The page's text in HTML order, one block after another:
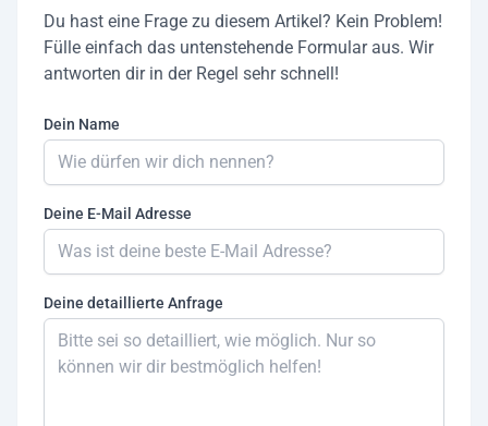
Du hast eine Frage zu diesem Artikel? Kein Problem!
Fülle einfach das untenstehende Formular aus. Wir
antworten dir in der Regel sehr schnell!
Dein Name
Deine E-Mail Adresse
Deine detaillierte Anfrage